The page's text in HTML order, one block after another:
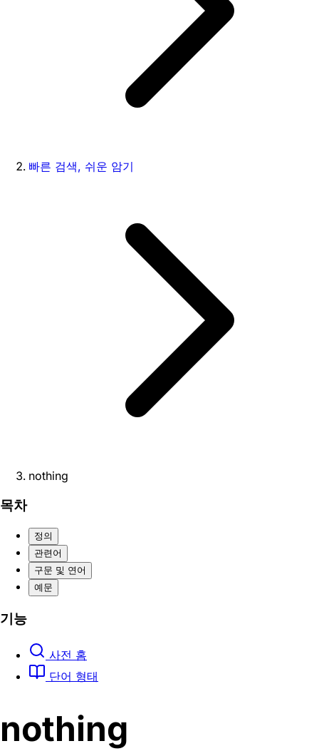
빠른 검색, 쉬운 암기
nothing
목차
정의
관련어
구문 및 연어
예문
기능
사전 홈
단어 형태
nothing